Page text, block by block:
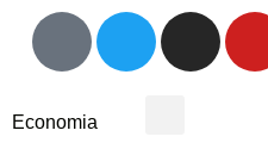
Economia